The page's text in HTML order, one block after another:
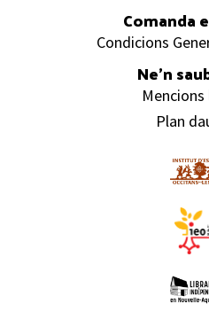
Comanda
Condicions
Ne’n
Plan